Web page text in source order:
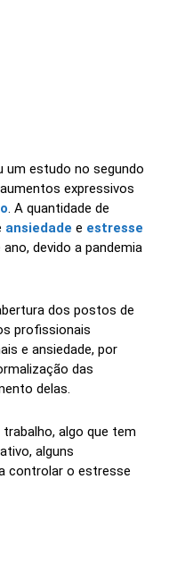
um estudo no segundo
expressivos
. A quantidade de
ansiedade e estresse
devido a pandemia
dos postos de
profissionais
e ansiedade, por
das
delas.
algo que tem
alguns
controlar o estresse